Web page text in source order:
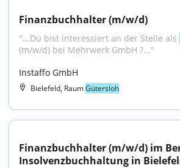
Finanzbuchhalter (m/w/d)
"...Du bist interessiert an der Stelle als
(m/w/d) bei Mehrwerk GmbH ?..."
Instaffo GmbH
Bielefeld, RaumGütersloh
Finanzbuchhalter (m/w/d) im
Insolvenzbuchhaltung in